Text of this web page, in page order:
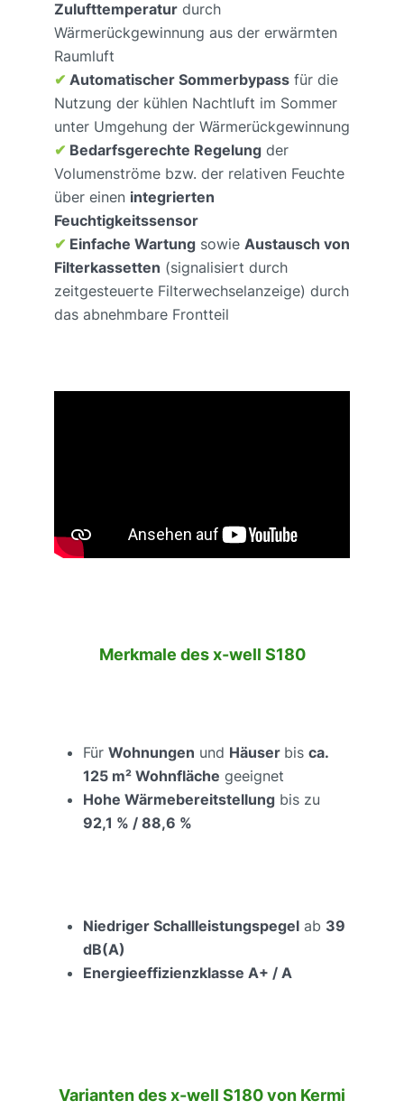
Zulufttemperatur durch
Wärmerückgewinnung aus der erwärmten
Raumluft
✔ Automatischer Sommerbypass für die
Nutzung der kühlen Nachtluft im Sommer
unter Umgehung der Wärmerückgewinnung
✔ Bedarfsgerechte Regelung der
Volumenströme bzw. der relativen Feuchte
über einen integrierten
Feuchtigkeitssensor
✔ Einfache Wartung sowie Austausch von
Filterkassetten (signalisiert durch
zeitgesteuerte Filterwechselanzeige) durch
das abnehmbare Frontteil
Merkmale des x-well S180
Für Wohnungen und Häuser bis ca.
125 m² Wohnfläche geeignet
Hohe Wärmebereitstellung bis zu
92,1 % / 88,6 %
Niedriger Schallleistungspegel ab 39
dB(A)
Energieeffizienzklasse A+ / A
Varianten des x-well S180 von Kermi